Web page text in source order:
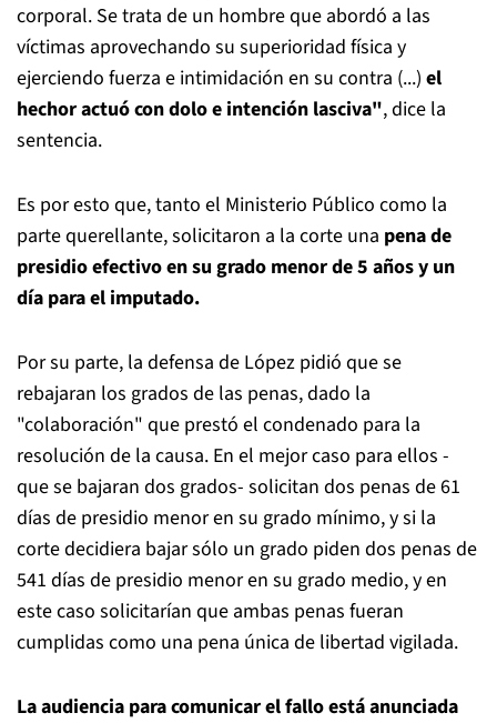
corporal. Se trata de un hombre que abordó a las
víctimas aprovechando su superioridad física y
ejerciendo fuerza e intimidación en su contra (...) el
hechor actuó con dolo e intención lasciva", dice la
sentencia.
Es por esto que, tanto el Ministerio Público como la
parte querellante, solicitaron a la corte una pena de
presidio efectivo en su grado menor de 5 años y un
día para el imputado.
Por su parte, la defensa de López pidió que se
rebajaran los grados de las penas, dado la
"colaboración" que prestó el condenado para la
resolución de la causa. En el mejor caso para ellos -
que se bajaran dos grados- solicitan dos penas de 61
días de presidio menor en su grado mínimo, y si la
corte decidiera bajar sólo un grado piden dos penas de
541 días de presidio menor en su grado medio, y en
este caso solicitarían que ambas penas fueran
cumplidas como una pena única de libertad vigilada.
La audiencia para comunicar el fallo está anunciada